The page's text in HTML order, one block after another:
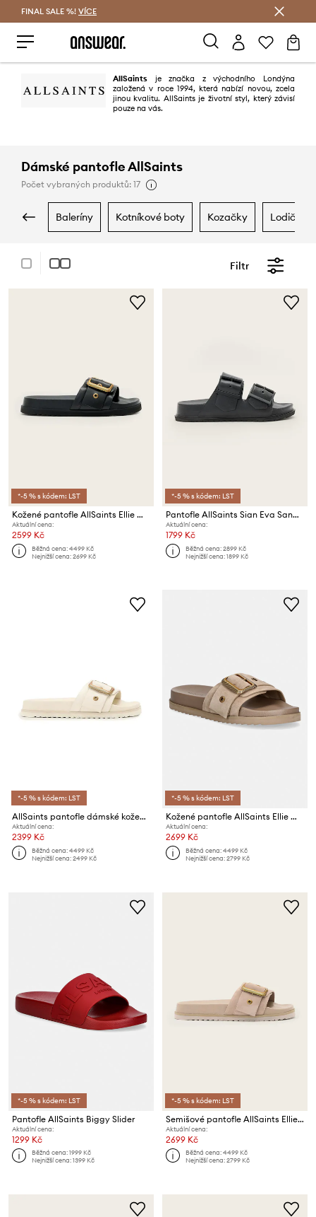
FINAL SALE %! VÍCE
AllSaints je značka z východního Londýna
založená v roce 1994, která nabízí novou, zcela
jinou kvalitu. AllSaints je životní styl, který závisí
pouze na vás.
Dámské pantofle AllSaints
Počet vybraných produktů: 17
baleríny kotníkové boty kozačky lodičky
Filtr
*-5 % s kódem: LST
Kožené pantofle AllSaints Ellie Western Sandals
Aktuální cena:
2599 Kč
Běžná cena:4499 Kč
Nejnižší cena:2699 Kč
*-5 % s kódem: LST
Pantofle AllSaints Sian Eva Sandal
Aktuální cena:
1799 Kč
Běžná cena:2899 Kč
Nejnižší cena:1899 Kč
*-5 % s kódem: LST
AllSaints pantofle dámské kožené Ellie Western Sandals
Aktuální cena:
2399 Kč
Běžná cena:4499 Kč
Nejnižší cena:2499 Kč
*-5 % s kódem: LST
Kožené pantofle AllSaints Ellie Western Sandal
Aktuální cena:
2699 Kč
Běžná cena:4499 Kč
Nejnižší cena:2799 Kč
*-5 % s kódem: LST
Pantofle AllSaints Biggy Slider
Aktuální cena:
1299 Kč
Běžná cena:1999 Kč
Nejnižší cena:1399 Kč
*-5 % s kódem: LST
Semišové pantofle AllSaints Ellie Western Sandal
Aktuální cena:
2699 Kč
Běžná cena:4499 Kč
Nejnižší cena:2799 Kč